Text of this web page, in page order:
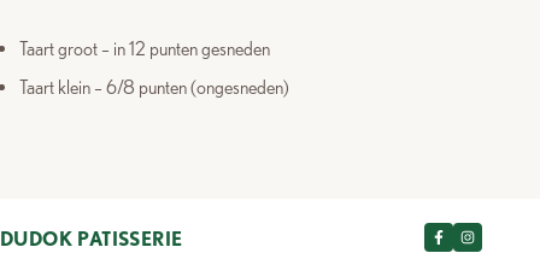
Taart groot – in 12 punten gesneden
Taart klein – 6/8 punten (ongesneden)
DUDOK PATISSERIE